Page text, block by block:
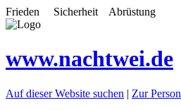
Frieden Sicherheit Abrüstung
www.nachtwei.de
Auf dieser Website suchen | Zur Person